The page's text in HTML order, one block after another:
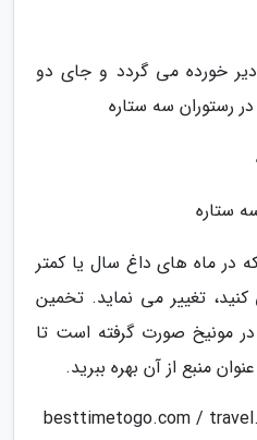
دیر خورده می گردد و جای دو
رستوران سه ستاره
در ماه های داغ سال یا کمتر
تغییر می نماید. تخمین
در مونیخ صورت گرفته است تا
منبع از آن بهره ببرید.